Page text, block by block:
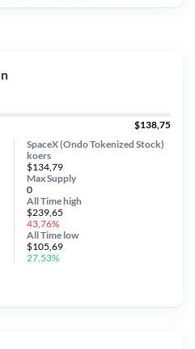
$138,75
SpaceX (Ondo Tokenized Stock)
koers
$134,79
Max Supply
0
All Timehigh
$239,65
43,76%
All Time low
$105,69
27,53%